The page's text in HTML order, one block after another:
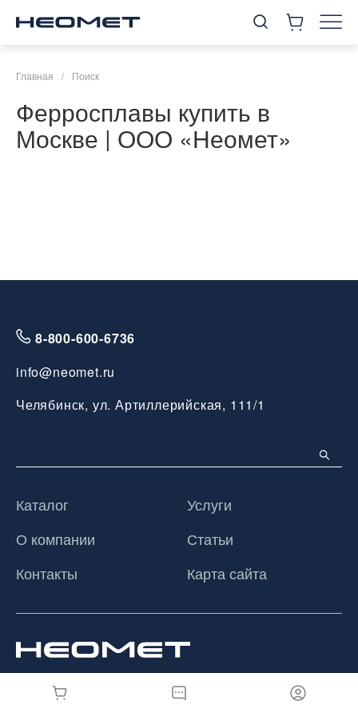
Главная / Поиск
Ферросплавы купить в
Москве | ООО «Неомет»
8-800-600-6736
info@neomet.ru
Челябинск, ул. Артиллерийская, 111/1
Каталог
Услуги
О компании
Статьи
Контакты
Карта сайта
© 2026 ООО «Неомет», Все права защищены